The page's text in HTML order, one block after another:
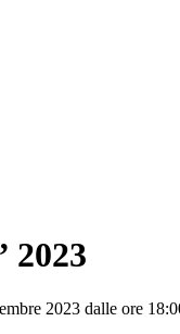
2023
2023 dalle ore